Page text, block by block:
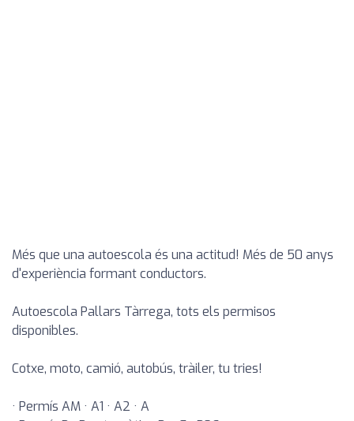
Més que una autoescola és una actitud! Més de 50 anys
d'experiència formant conductors.
Autoescola Pallars Tàrrega, tots els permisos
disponibles.
Cotxe, moto, camió, autobús, tràiler, tu tries!
· Permís AM · A1 · A2 · A